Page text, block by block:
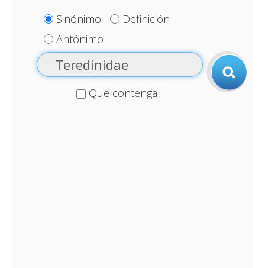
Sinónimo
Definición
Antónimo
Que contenga